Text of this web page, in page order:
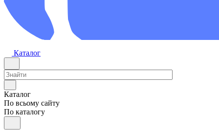
Каталог
Каталог
По всьому сайту
По каталогу